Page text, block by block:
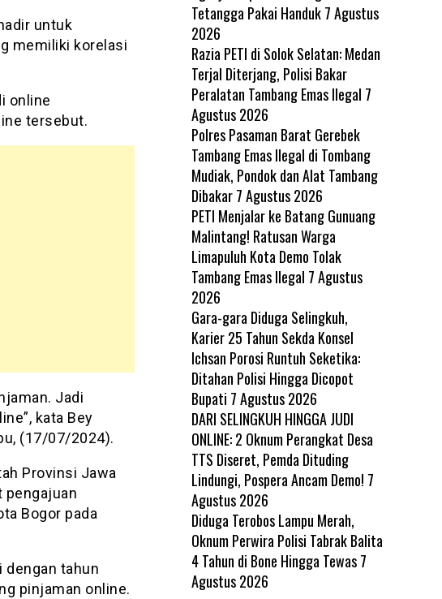
untuk
memiliki korelasi
online
tersebut.
Jadi
kata Bey
(17/07/2024).
Provinsi Jawa
pengajuan
Bogor pada
dengan tahun
pinjaman online.
Tetangga Pakai Handuk 7 Agustus
2026
Razia PETI di Solok Selatan: Medan
Terjal Diterjang, Polisi Bakar
Peralatan Tambang Emas Ilegal 7
Agustus 2026
Polres Pasaman Barat Gerebek
Tambang Emas Ilegal di Tombang
Mudiak, Pondok dan Alat Tambang
Dibakar 7 Agustus 2026
PETI Menjalar ke Batang Gunuang
Malintang! Ratusan Warga
Limapuluh Kota Demo Tolak
Tambang Emas Ilegal 7 Agustus
2026
Gara-gara Diduga Selingkuh,
Karier 25 Tahun Sekda Konsel
Ichsan Porosi Runtuh Seketika:
Ditahan Polisi Hingga Dicopot
Bupati 7 Agustus 2026
DARI SELINGKUH HINGGA JUDI
ONLINE: 2 Oknum Perangkat Desa
TTS Diseret, Pemda Dituding
Lindungi, Pospera Ancam Demo! 7
Agustus 2026
Diduga Terobos Lampu Merah,
Oknum Perwira Polisi Tabrak Balita
4 Tahun di Bone Hingga Tewas 7
Agustus 2026